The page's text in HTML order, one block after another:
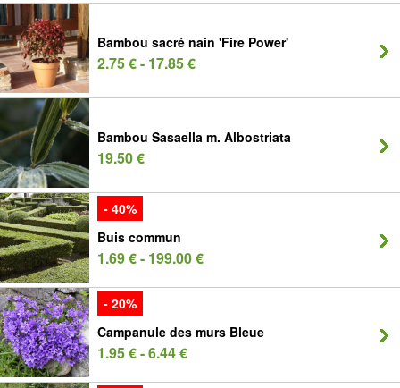
Bambou sacré nain 'Fire Power'
2.75 € - 17.85 €
Bambou Sasaella m. Albostriata
19.50 €
- 40%
Buis commun
1.69 € - 199.00 €
- 20%
Campanule des murs Bleue
1.95 € - 6.44 €